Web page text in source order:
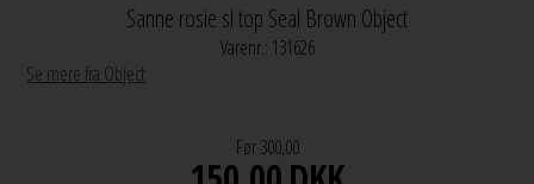
Sanne rosie sl top Seal Brown Object
Varenr.: 131626
Se mere fra Object
Før 300,00